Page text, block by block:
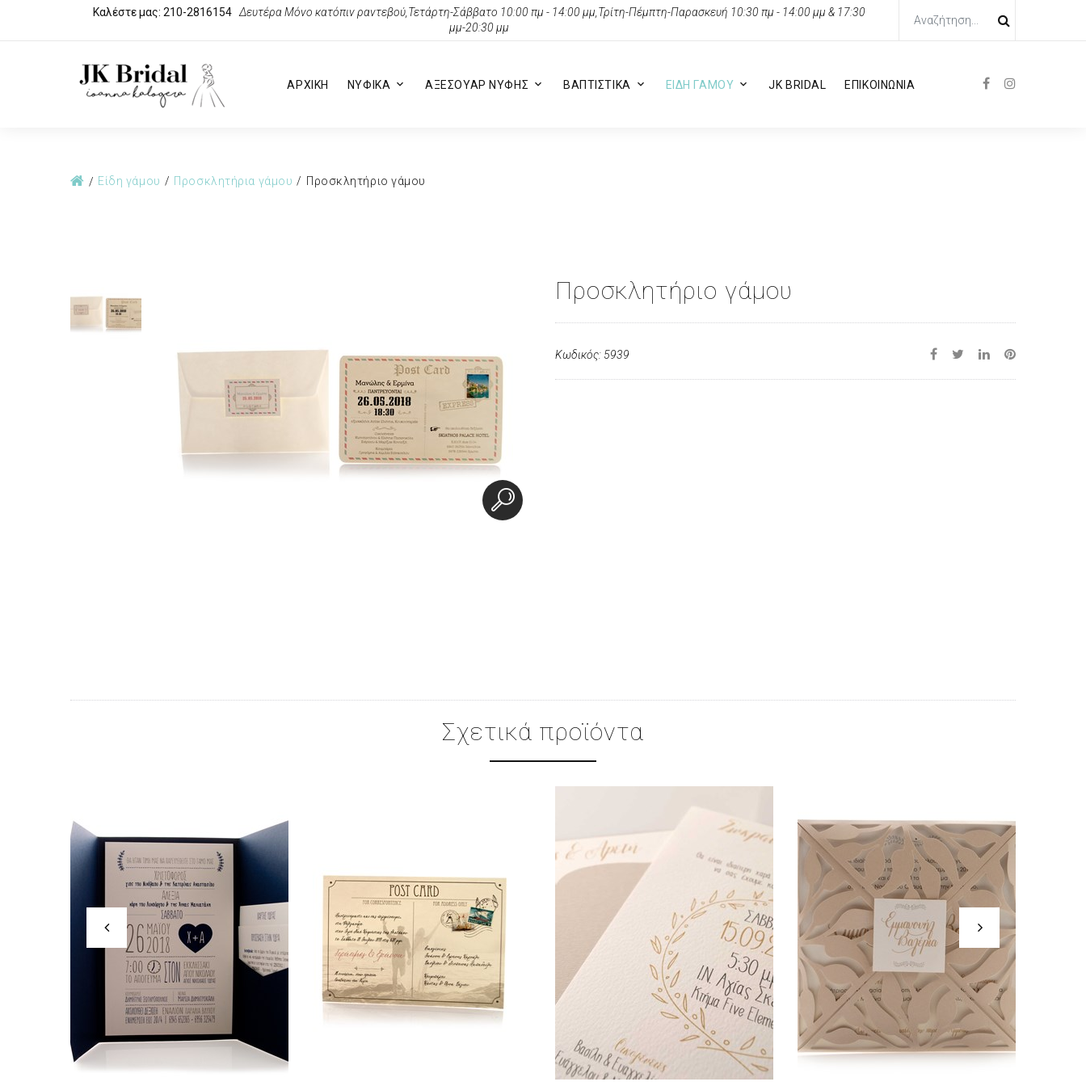
Καλέστε μας: 210-2816154 Δευτέρα Μόνο κατόπιν ραντεβού,Τετάρτη-Σάββατο 10:00 πμ - 14:00 μμ,Τρίτη-Πέμπτη-Παρασκευή 10:30 πμ - 14:00 μμ & 17:30
μμ-20:30 μμ
ΑΡΧΙΚΗ ΝΥΦΙΚΑ ΑΞΕΣΟΥΑΡ ΝΥΦΗΣ ΒΑΠΤΙΣΤΙΚΑ ΕΙΔΗ ΓΑΜΟΥ JK BRIDAL ΕΠΙΚΟΙΝΩΝΙΑ
Είδη γάμου Προσκλητήρια γάμου Προσκλητήριο γάμου
Προσκλητήριο γάμου
Κωδικός: 5939
Σχετικά προϊόντα